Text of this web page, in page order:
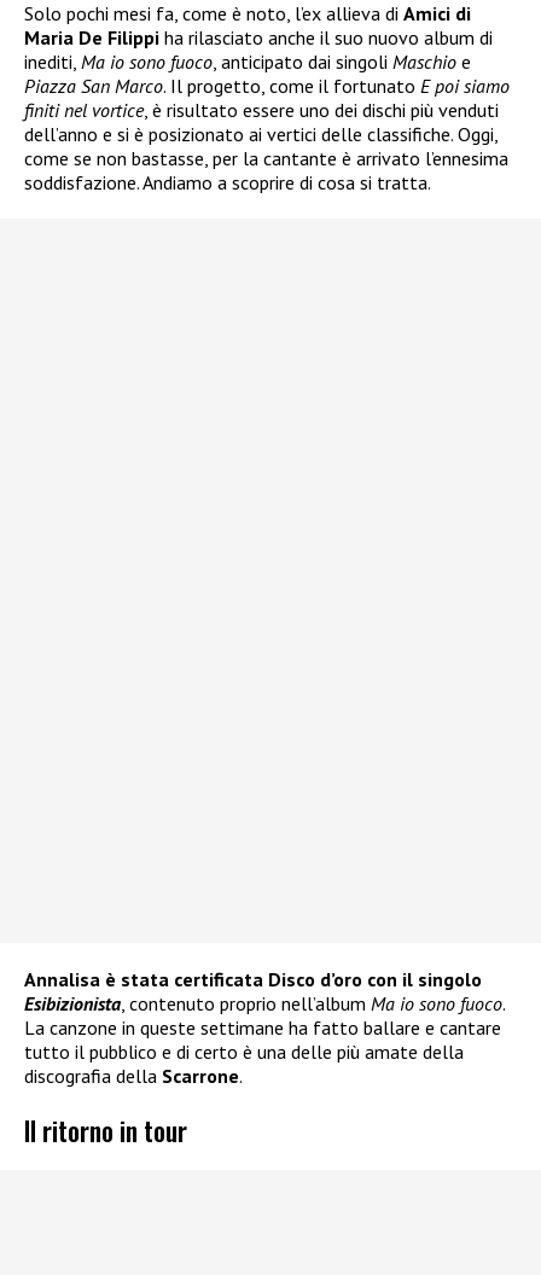
Solo pochi mesi fa, come è noto, l’ex allieva di Amici di
Maria De Filippi ha rilasciato anche il suo nuovo album di
inediti, Ma io sono fuoco, anticipato dai singoli Maschio e
Piazza San Marco. Il progetto, come il fortunato E poi siamo
finiti nel vortice, è risultato essere uno dei dischi più venduti
dell’anno e si è posizionato ai vertici delle classifiche. Oggi,
come se non bastasse, per la cantante è arrivato l’ennesima
soddisfazione. Andiamo a scoprire di cosa si tratta.
Annalisa è stata certificata Disco d’oro con il singolo
Esibizionista, contenuto proprio nell’album Ma io sono fuoco.
La canzone in queste settimane ha fatto ballare e cantare
tutto il pubblico e di certo è una delle più amate della
discografia della Scarrone.
Il ritorno in tour